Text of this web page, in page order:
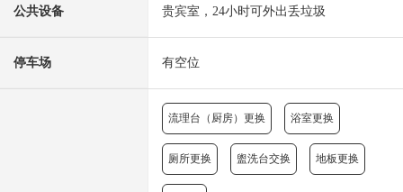
公共设备 贵宾室，24小时可外出丢垃圾
停车场 有空位
流理台（厨房）更换 浴室更换
厕所更换 盥洗台交换 地板更换